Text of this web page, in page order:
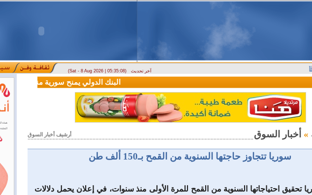
(Sat - 8 Aug 2026 | 05:35:08) آخر تحديث
البنك الدولي يمنح سورية منحة مالية بقيمة 100 مليون دولار لدعم إصلاحات القطاع المالي
أرشيف أخبار السوق »
سوريا تتجاوز حاجتها السنوية من القمح بـ150 ألف طن
تحقيق احتياجاتها السنوية من القمح للمرة الأولى منذ سنوات، في إعلان يحمل دلالات